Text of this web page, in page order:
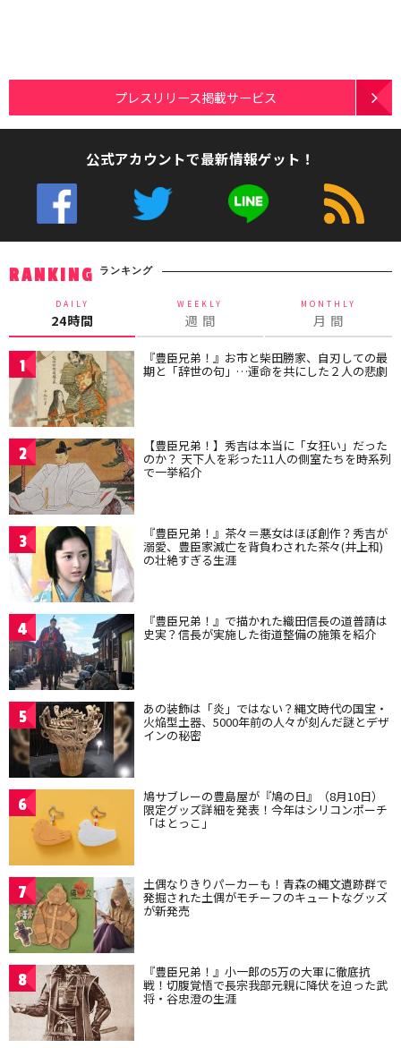
プレスリリース掲載サービス
公式アカウントで最新情報ゲット！
RANKING ランキング
DAILY
24時間
WEEKLY
週 間
MONTHLY
月 間
1 『豊臣兄弟！』お市と柴田勝家、自刃しての最
期と「辞世の句」…運命を共にした２人の悲劇
2 【豊臣兄弟！】秀吉は本当に「女狂い」だった
のか？ 天下人を彩った11人の側室たちを時系列
で一挙紹介
3 『豊臣兄弟！』茶々＝悪女はほぼ創作？秀吉が
溺愛、豊臣家滅亡を背負わされた茶々(井上和)
の壮絶すぎる生涯
4 『豊臣兄弟！』で描かれた織田信長の道普請は
史実？信長が実施した街道整備の施策を紹介
5 あの装飾は「炎」ではない？縄文時代の国宝・
火焔型土器、5000年前の人々が刻んだ謎とデザ
インの秘密
6 鳩サブレーの豊島屋が『鳩の日』（8月10日）
限定グッズ詳細を発表！今年はシリコンポーチ
「はとっこ」
7 土偶なりきりパーカーも！青森の縄文遺跡群で
発掘された土偶がモチーフのキュートなグッズ
が新発売
8 『豊臣兄弟！』小一郎の5万の大軍に徹底抗
戦！切腹覚悟で長宗我部元親に降伏を迫った武
将・谷忠澄の生涯